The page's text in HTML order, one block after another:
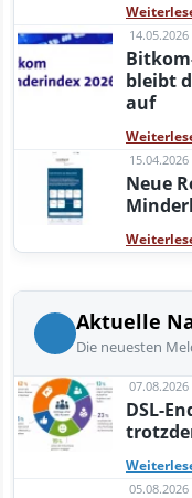
14.05.2026
bleibt
auf
15.04.2026
Neue
Aktuelle
Die neuesten
07.08.2026
DSL-
05.08.2026